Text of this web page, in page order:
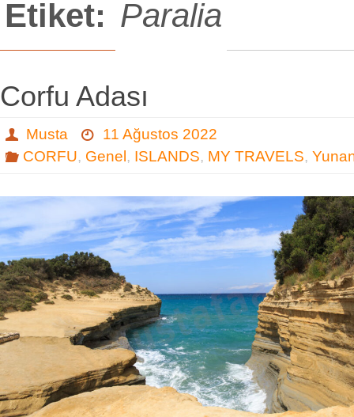
Etiket: Paralia
Corfu Adası
Musta
11 Ağustos 2022
CORFU, Genel , ISLANDS, MY TRAVELS,